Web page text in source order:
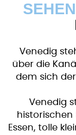
Venedig
über die
dem sich
Venedig
Essen, tolle